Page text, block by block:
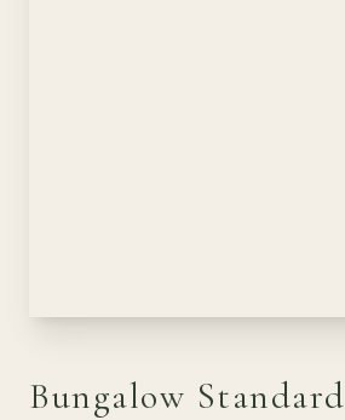
Bungalow Standard